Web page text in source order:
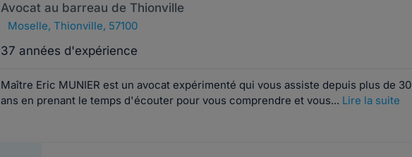
Avocat au barreau de Thionville
Moselle, Thionville, 57100
37 années d'expérience
Maître Eric MUNIER est un avocat expérimenté qui vous assiste depuis plus de 30
ans en prenant le temps d'écouter pour vous comprendre et vous... Lire la suite